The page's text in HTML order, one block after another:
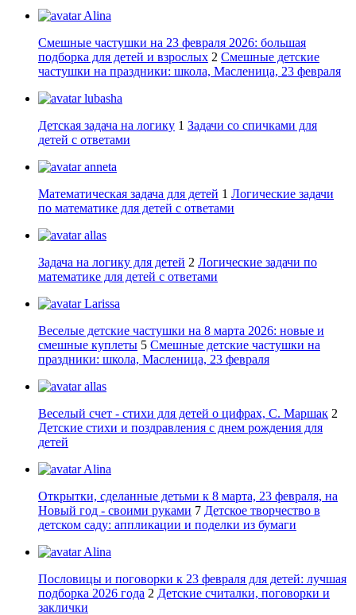
Alina
Смешные частушки на 23 февраля 2026: большая
подборка для детей и взрослых 2 Смешные детские
частушки на праздники: школа, Масленица, 23 февраля
lubasha
Детская задача на логику 1 Задачи со спичками для
детей с ответами
anneta
Математическая задача для детей 1 Логические задачи
по математике для детей с ответами
allas
Задача на логику для детей 2 Логические задачи по
математике для детей с ответами
Larissa
Веселые детские частушки на 8 марта 2026: новые и
смешные куплеты 5 Смешные детские частушки на
праздники: школа, Масленица, 23 февраля
allas
Веселый счет - стихи для детей о цифрах, С. Маршак 2
Детские стихи и поздравления с днем рождения для
детей
Alina
Открытки, сделанные детьми к 8 марта, 23 февраля, на
Новый год - своими руками 7 Детское творчество в
детском саду: аппликации и поделки из бумаги
Alina
Пословицы и поговорки к 23 февраля для детей: лучшая
подборка 2026 года 2 Детские считалки, поговорки и
заклички